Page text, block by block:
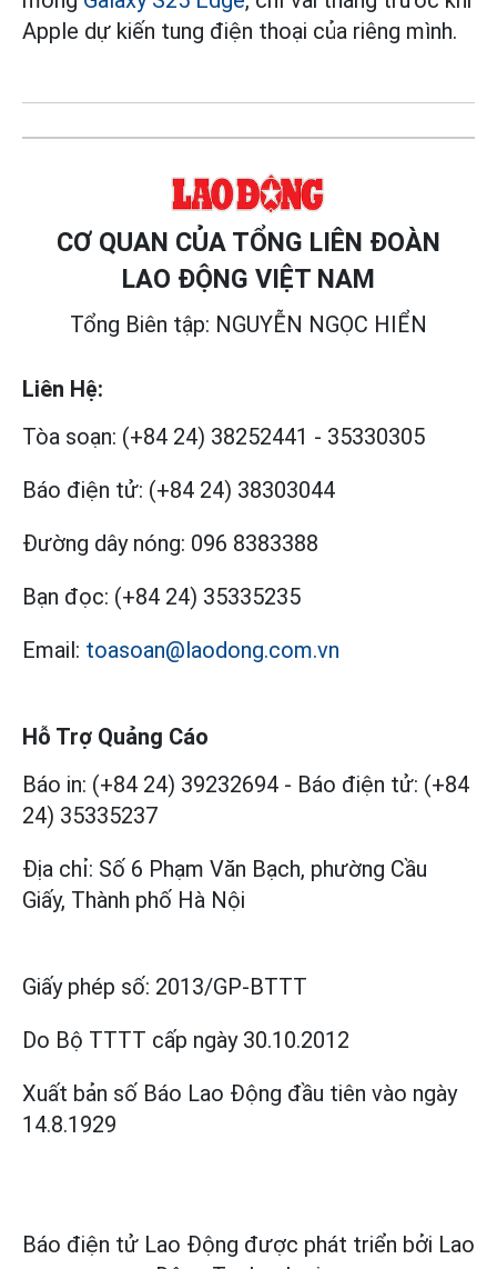
Apple dự kiến ​​tung điện thoại của riêng mình.
CƠ QUAN CỦA TỔNG LIÊN ĐOÀN
LAO ĐỘNG VIỆT NAM
Tổng Biên tập: NGUYỄN NGỌC HIỂN
Liên Hệ:
Tòa soạn: (+84 24) 38252441 - 35330305
Báo điện tử: (+84 24) 38303044
Đường dây nóng: 096 8383388
Bạn đọc: (+84 24) 35335235
Email: toasoan@laodong.com.vn
Hỗ Trợ Quảng Cáo
Báo in: (+84 24) 39232694 - Báo điện tử: (+84
24) 35335237
Địa chỉ: Số 6 Phạm Văn Bạch, phường Cầu
Giấy, Thành phố Hà Nội
Giấy phép số: 2013/GP-BTTT
Do Bộ TTTT cấp ngày 30.10.2012
Xuất bản số Báo Lao Động đầu tiên vào ngày
14.8.1929
Báo điện tử Lao Động được phát triển bởi Lao